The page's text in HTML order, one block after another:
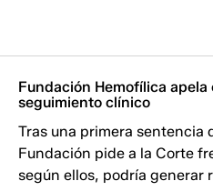
Fundación Hemofílica
seguimiento clínico​​​​​
Tras una primera sentencia
Fundación pide a la Corte
según ellos, podría generar